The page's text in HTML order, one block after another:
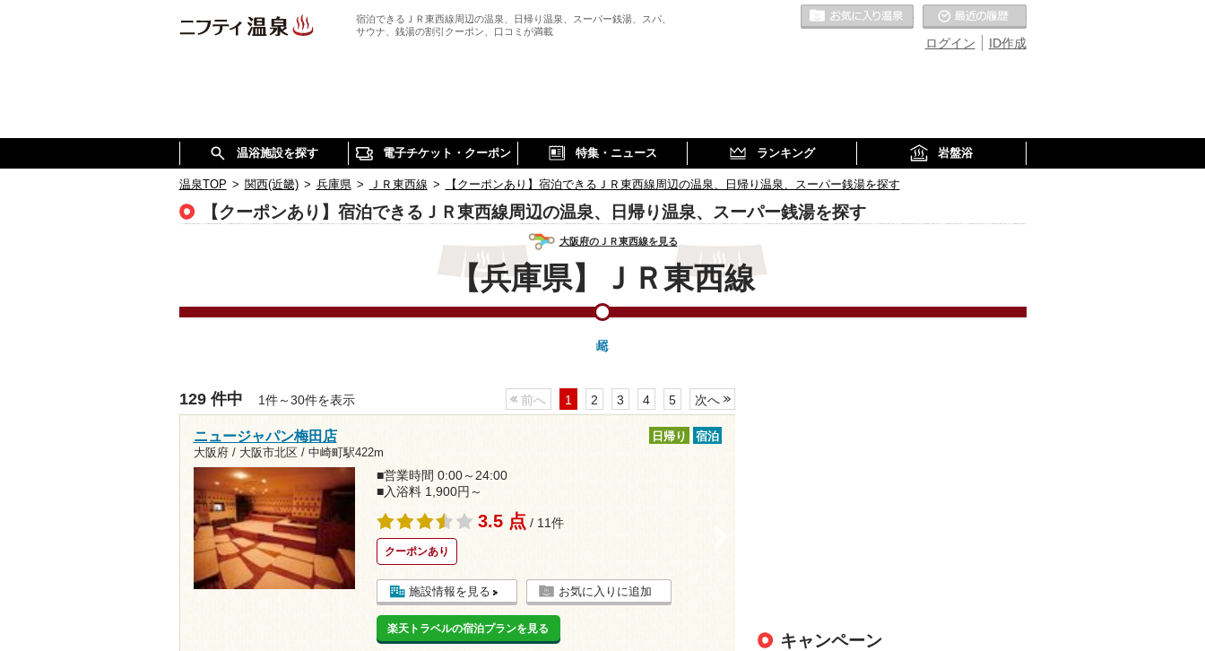
宿泊できるＪＲ東西線周辺の温泉、日帰り温泉、スーパー銭湯、スパ、
サウナ、銭湯の割引クーポン、口コミが満載
ID作成
ログイン
お気に入りの温泉
温浴施設を探す 電子チケット・クーポン 特集・ニュース ランキング 岩盤浴
温泉TOP > 関西(近畿) > 兵庫県 > ＪＲ東西線 > 【クーポンあり】宿泊できるＪＲ東西線周辺の温泉、日帰り温泉、スーパー銭湯を探す
【クーポンあり】宿泊できるＪＲ東西線周辺の温泉、日帰り温泉、スーパー銭湯を探す
大阪府のＪＲ東西線を見る
【兵庫県】ＪＲ東西線
129 件中 1件～30件を表示 前へ 1 2 3 4 5 次へ
ニュージャパン梅田店
大阪府 / 大阪市北区 / 中崎町駅422m
日帰り 宿泊
■営業時間 0:00～24:00
■入浴料 1,900円～
3.5 点 / 11件
クーポンあり
施設情報を見る お気に入りに追加
楽天トラベルの宿泊プランを見る
キャンペーン